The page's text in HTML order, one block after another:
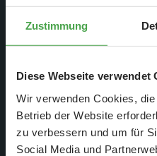
Zustimmung
Diese Webseite verwendet
Wir verwenden Cookies,
Betrieb der Website
zu verbessern und um für
Social Media und
Wochenbericht
Montag, 27.11. -